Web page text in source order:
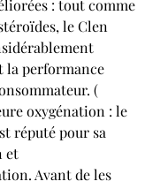
: tout comme
le Clen
la performance
(
oxygénation : le
réputé pour sa
et
Avant de les